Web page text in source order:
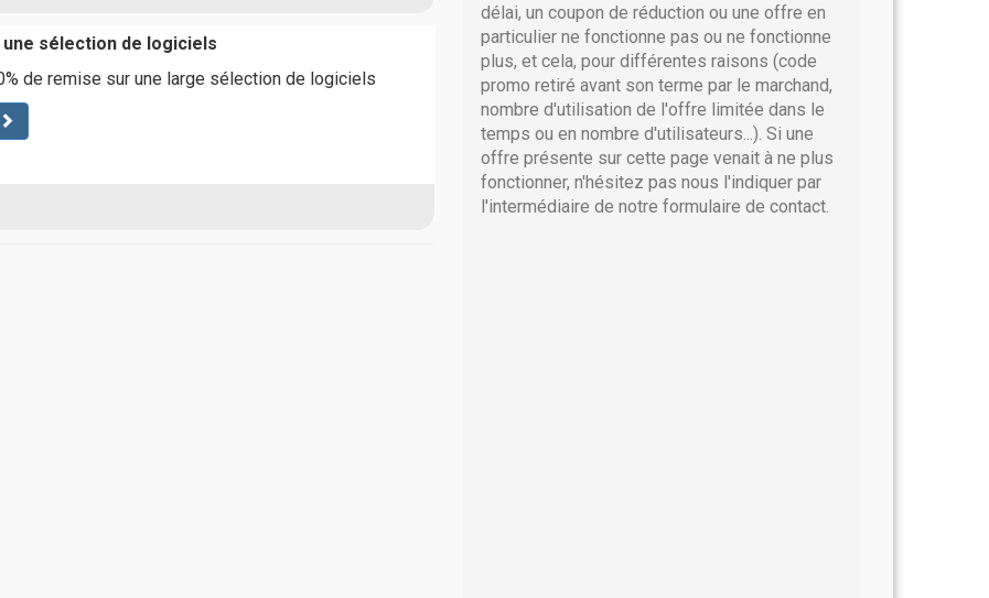
une sélection de logiciels
de remise sur une large sélection de logiciels
délai, un coupon de réduction ou une offre en
particulier ne fonctionne pas ou ne fonctionne
plus, et cela, pour différentes raisons (code
promo retiré avant son terme par le marchand,
nombre d'utilisation de l'offre limitée dans le
temps ou en nombre d'utilisateurs...). Si une
offre présente sur cette page venait à ne plus
fonctionner, n'hésitez pas nous l'indiquer par
l'intermédiaire de notre formulaire de contact.